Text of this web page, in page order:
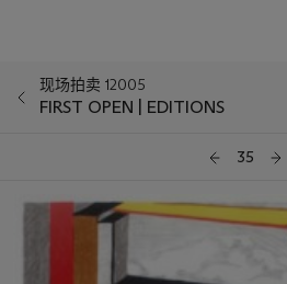
现场拍卖 12005
FIRST OPEN | EDITIONS
35